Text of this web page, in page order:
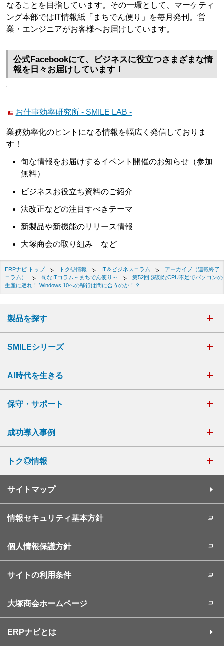
なることを目指しています。その一環として、マーケティ
ング本部ではIT情報紙「まちでん便り」を毎月発刊。営
業・エンジニアがお客様へお届けしています。
公式Facebookにて、ビジネスに役立つさまざまな情
報を日々お届けしています！
お仕事効率研究所 - SMILE LAB -
業務効率化のヒントになる情報を幅広く発信しておりま
す！
旬な情報をお届けするイベント開催のお知らせ（参加
無料）
ビジネスお役立ち資料のご紹介
法改正などの注目すべきテーマ
新製品や新機能のリリース情報
大塚商会の取り組み など
ERPナビ トップ トク◎情報 IT＆ビジネスコラム
アーカイブ（連載終了
コラム）
旬なITコラム～まちでん便り～
第52回 深刻なCPU不足でパソコンの
生産に遅れ！ Windows 10への移行は間に合うのか！？
製品を探す
SMILEシリーズ
AI時代を生きる
保守・サポート
成功導入事例
トク◎情報
サイトマップ
情報セキュリティ基本方針
個人情報保護方針
サイトの利用条件
大塚商会ホームページ
ERPナビとは